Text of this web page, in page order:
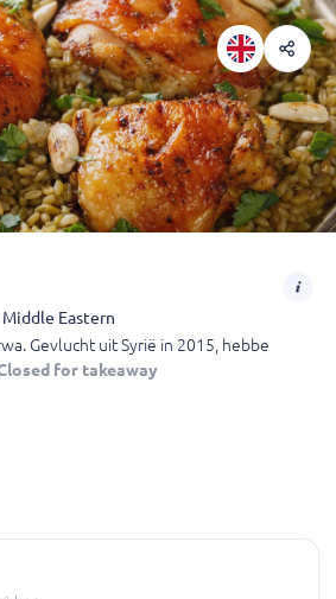
Middle Eastern
Gevlucht uit Syrië in 2015, hebben wij
for takeaway